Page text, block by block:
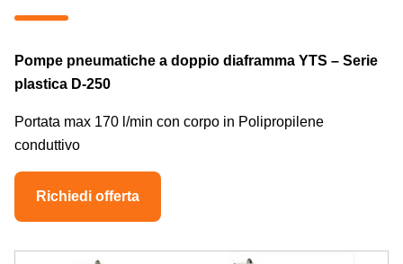
Pompe pneumatiche a doppio diaframma YTS – Serie
plastica D-250
Portata max 170 l/min con corpo in Polipropilene
conduttivo
Richiedi offerta